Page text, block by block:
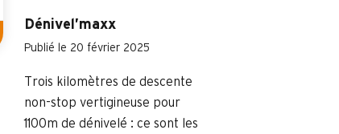
Dénivel’maxx
Publié le 20 février 2025
Trois kilomètres de descente
non-stop vertigineuse pour
1100m de dénivelé : ce sont les